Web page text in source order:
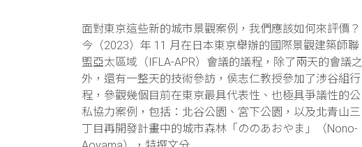
面對東京這些新的城市景觀案例，我們應該如何來評價？
今（2023）年 11 月在日本東京舉辦的國際景觀建築師聯
盟亞太區域（IFLA-APR）會議的議程，除了兩天的會議之
外，還有一整天的技術參訪，侯志仁教授參加了涉谷組行
程，參觀幾個目前在東京最具代表性、也極具爭議性的公
私協力案例，包括：北谷公園、宮下公園，以及北青山三
丁目再開發計畫中的城市森林「ののあおやま」（Nono-